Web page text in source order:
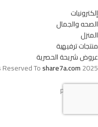
إلكترونيات
الصحه والجمال
المنزل
منتجات ترفيهية
عروض شريحة الحصرية
Toshare7a.com2025.